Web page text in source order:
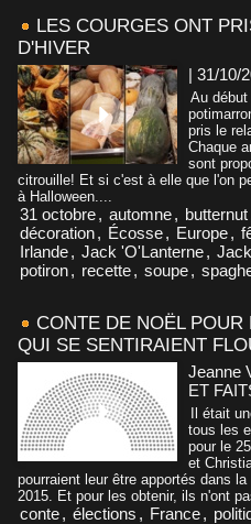
LES COURGES ONT
D'HIVER
| 31/10/
Au début
pris le
Chaque
sont
citrouille! Et si c'est à elle que l'on
à Halloween....
31 octobre, automne, butternut
décoration, Écosse, Europe,
Irlande, Jack 'O'Lanterne,
potiron, recette, soupe,
CONTE DE NOËL
QUI SE SENTIRAIENT
Jeanne
ET
Il était
tous les
pour le
et
pourraient leur être apportés dans
2015. Et pour les obtenir, ils n'ont
conte, élections , France,